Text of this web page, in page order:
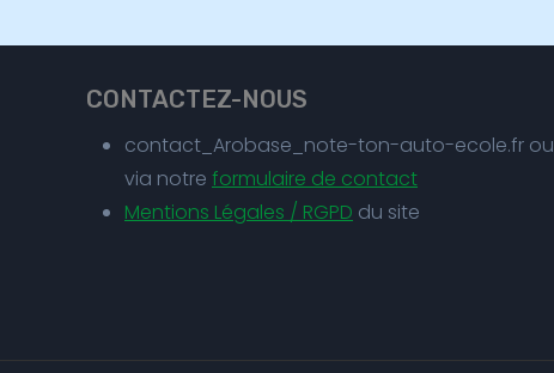
CONTACTEZ-NOUS
contact_Arobase_note-ton-auto-ecole.fr ou
via notre formulaire de contact
Mentions Légales / RGPD du site